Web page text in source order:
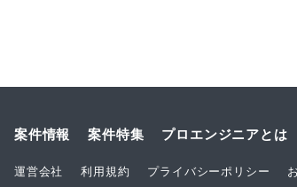
案件情報 案件特集 プロエンジニアとは
運営会社 利用規約 プライバシーポリシー